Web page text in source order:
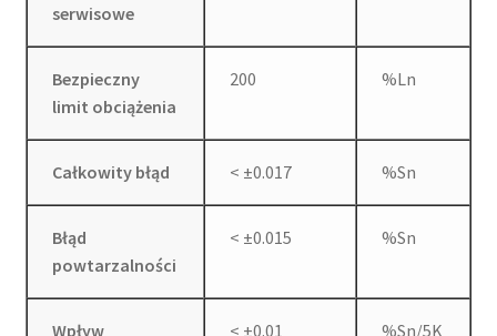
serwisowe
Bezpieczny
limit obciążenia
200 %Ln
Całkowity błąd < ±0.017 %Sn
Błąd
powtarzalności
< ±0.015 %Sn
Wpływ
< ±0.01 %Sn/5K